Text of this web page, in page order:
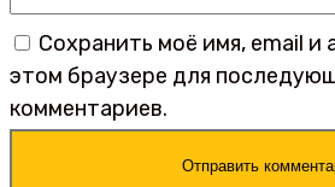
Сохранить моё имя, email и
этом браузере для
комментариев.